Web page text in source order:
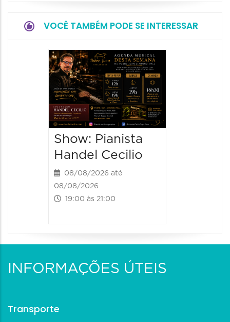
VOCÊ TAMBÉM PODE SE INTERESSAR
Show: Pianista
Handel Cecilio
08/08/2026 até
08/08/2026
19:00 às 21:00
INFORMAÇÕES ÚTEIS
Transporte